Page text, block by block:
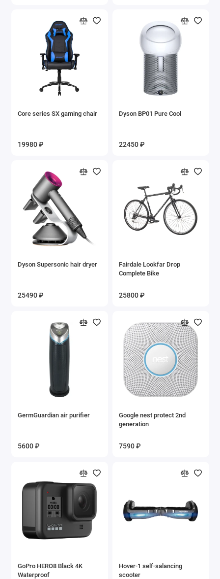
Core series SX gaming chair
19980 ₽
Dyson BP01 Pure Cool
22450 ₽
Dyson Supersonic hair dryer
25490 ₽
Fairdale Lookfar Drop
Complete Bike
25800 ₽
GermGuardian air purifier
5600 ₽
Google nest protect 2nd
generation
7590 ₽
GoPro HERO8 Black 4K
Waterproof
Hover-1 self-salancing
scooter